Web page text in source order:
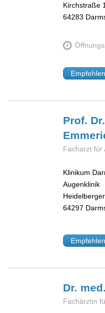
Kirchstraße
64283
Empfehlen
Prof.
Facharzt für
Klinikum
Augenklinik
64297
Empfehlen
Dr.
Fachärztin